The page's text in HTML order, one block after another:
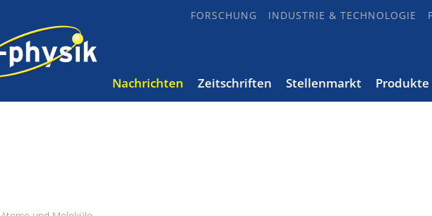
FORSCHUNG INDUSTRIE & TECHNOLOGIE
Nachrichten Zeitschriften Stellenmarkt Produkte